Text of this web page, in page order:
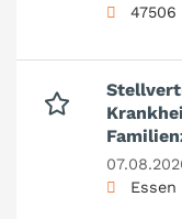
47506
Essen